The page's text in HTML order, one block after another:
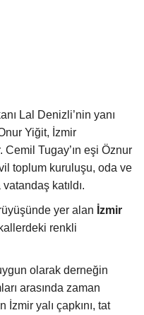
Lal Denizli’nin yanı
Yiğit, İzmir
Tugay’ın eşi Öznur
toplum kuruluşu, oda ve
katıldı.
yer alan İzmir
renkli
olarak derneğin
arasında zaman
yalı çapkını, tat